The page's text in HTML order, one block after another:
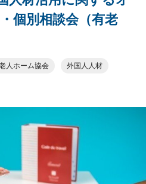
個別相談会（有老
人ホーム協会 外国人人材